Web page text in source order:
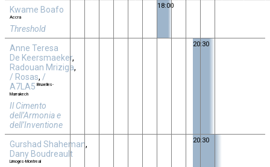
Kwame Boafo
Accra
Threshold
18:00
Anne Teresa
De Keersmaeker,
Radouan Mriziga,
/ Rosas, /
A7LA5 Bruxelles-
Marrakech
Il Cimento
dell’Armonia e
dell’Inventione
20:30
Gurshad Shaheman,
Dany Boudreault
Limoges-Montreal
20:30